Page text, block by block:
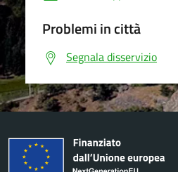
Problemi in città
Segnala disservizio